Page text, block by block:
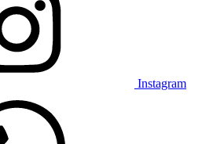
Instagram